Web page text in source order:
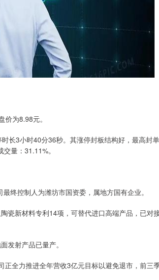
为8.98元。
长3小时40分36秒。其涨停封板结构好，最高封
量：31.11%。
终控制人为潍坊市国资委，属地方国有企业。
瓷新材料专利14项，可替代进口高端产品，已对
发射产品已量产。
全力推进全年营收3亿元目标以避免退市，前三